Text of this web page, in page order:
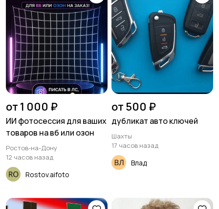
от 1 000 ₽
ИИ фотосессия для ваших
товаров на вб или озон
Ростов-на-Дону
12 часов назад
Rostov.aifoto
от 500 ₽
дубликат авто ключей
Шахты
17 часов назад
Влад